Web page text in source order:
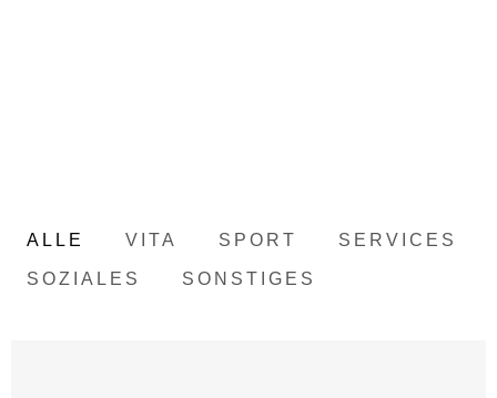
ALLE VITA SPORT SERVICES
SOZIALES SONSTIGES